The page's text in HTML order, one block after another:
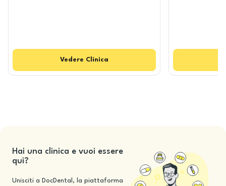
Vedere Clinica
Hai una clinica e vuoi essere
qui?
Unisciti a DocDental, la piattaforma